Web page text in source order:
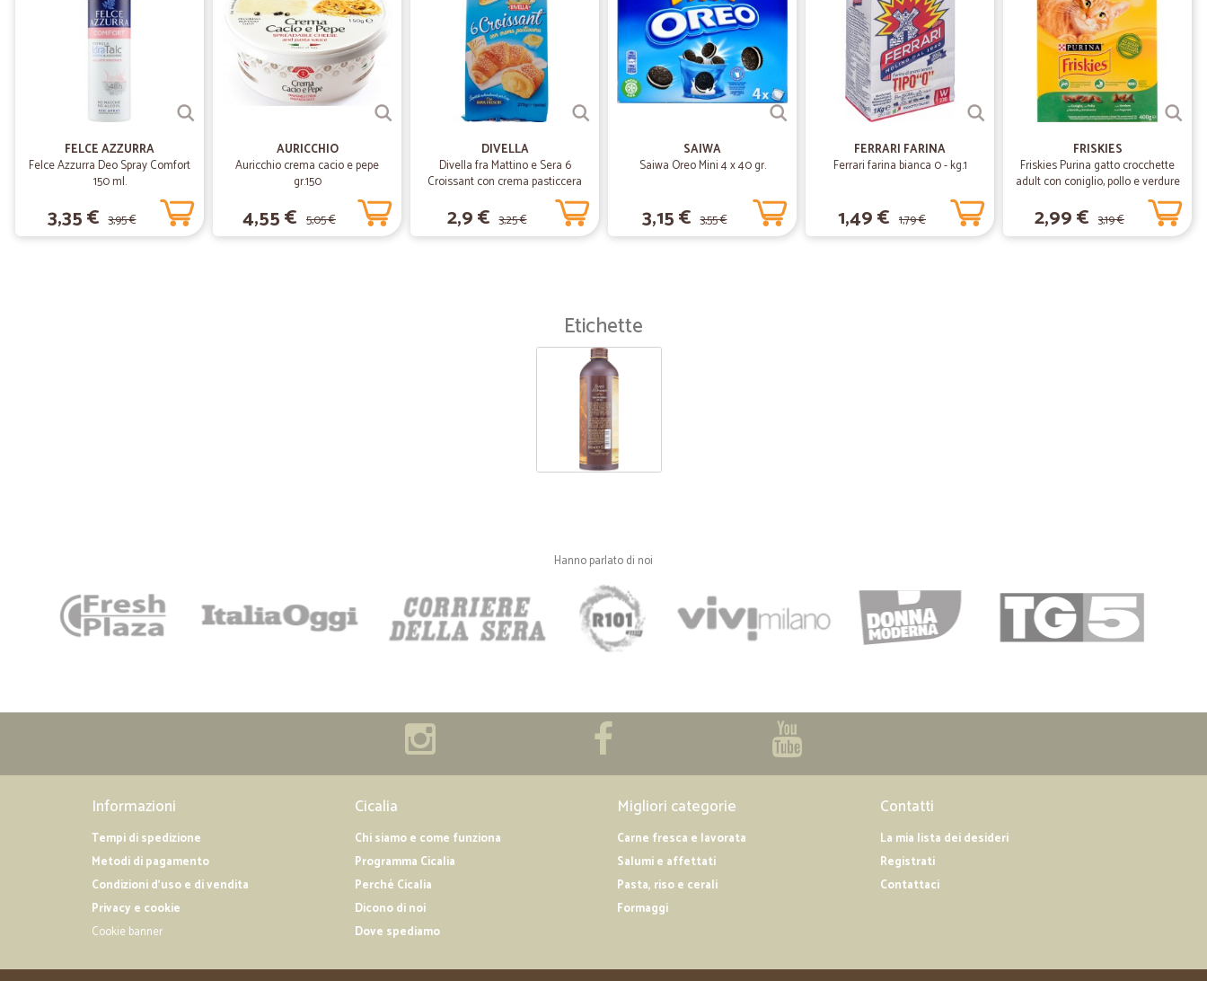
Venditore TOP
Venditore TOP oggetto conforme alla descrizione Arrivati nei tempi di consegna previsti!!!
FELCE AZZURRA
Felce Azzurra Deo Spray Comfort
150 ml.
3,35 € 3,95 €
AURICCHIO
Auricchio crema cacio e pepe
gr.150
4,55 € 5,05 €
DIVELLA
Divella fra Mattino e Sera 6
Croissant con crema pasticcera
2,9 € 3,25 €
SAIWA
Saiwa Oreo Mini 4 x 40 gr.
3,15 € 3,55 €
FERRARI FARINA
Ferrari farina bianca 0 - kg.1
1,49 € 1,79 €
FRISKIES
Friskies Purina gatto crocchette
adult con coniglio, pollo e verdure
2,99 € 3,19 €
Etichette
Hanno parlato di noi
Informazioni
Tempi di spedizione
Metodi di pagamento
Condizioni d'uso e di vendita
Privacy e cookie
Cookie banner
Cicalia
Chi siamo e come funziona
Programma Cicalia
Perché Cicalia
Dicono di noi
Dove spediamo
Migliori categorie
Carne fresca e lavorata
Salumi e affettati
Pasta, riso e cerali
Formaggi
Contatti
La mia lista dei desideri
Registrati
Contattaci